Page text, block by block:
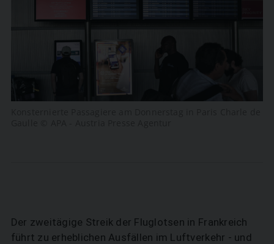
Der zweitägige Streik der Fluglotsen in Frankreich
führt zu erheblichen Ausfällen im Luftverkehr - und